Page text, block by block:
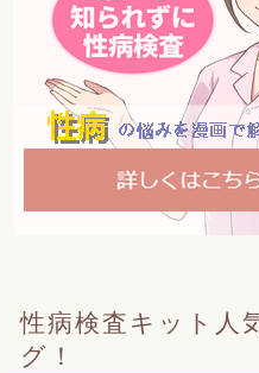
性病検査キット人
グ！